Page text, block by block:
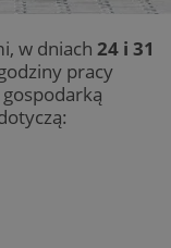
w dniach 24 i 31
pracy